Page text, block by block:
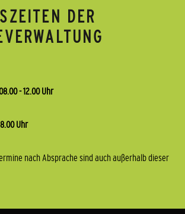
DER
- 12.00 Uhr
Uhr
nach Absprache sind auch außerhalb dieser